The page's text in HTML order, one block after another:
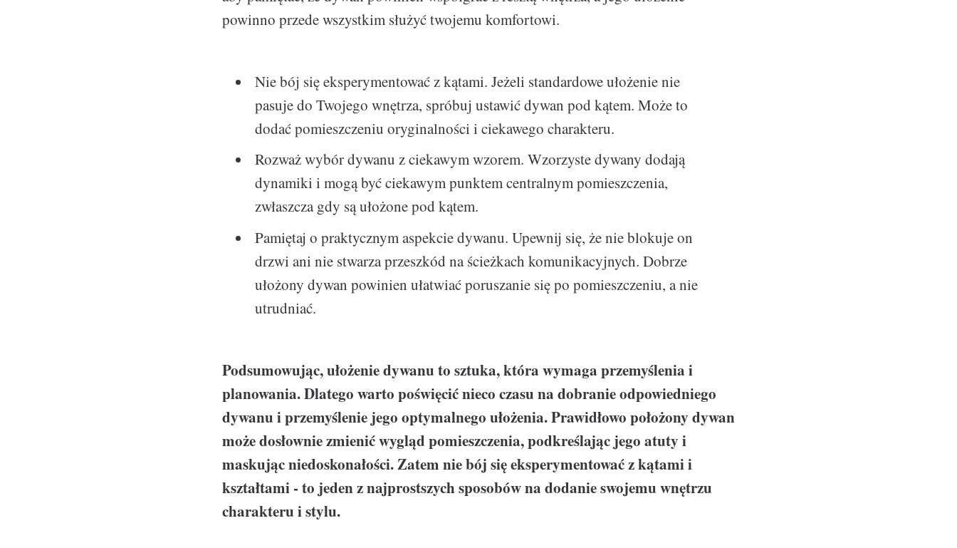
powinno przede wszystkim służyć twojemu komfortowi.
Nie bój się eksperymentować z kątami. Jeżeli standardowe ułożenie nie
pasuje do Twojego wnętrza, spróbuj ustawić dywan pod kątem. Może to
dodać pomieszczeniu oryginalności i ciekawego charakteru.
Rozważ wybór dywanu z ciekawym wzorem. Wzorzyste dywany dodają
dynamiki i mogą być ciekawym punktem centralnym pomieszczenia,
zwłaszcza gdy są ułożone pod kątem.
Pamiętaj o praktycznym aspekcie dywanu. Upewnij się, że nie blokuje on
drzwi ani nie stwarza przeszkód na ścieżkach komunikacyjnych. Dobrze
ułożony dywan powinien ułatwiać poruszanie się po pomieszczeniu, a nie
utrudniać.
Podsumowując, ułożenie dywanu to sztuka, która wymaga przemyślenia i
planowania. Dlatego warto poświęcić nieco czasu na dobranie odpowiedniego
dywanu i przemyślenie jego optymalnego ułożenia. Prawidłowo położony dywan
może dosłownie zmienić wygląd pomieszczenia, podkreślając jego atuty i
maskując niedoskonałości. Zatem nie bój się eksperymentować z kątami i
kształtami - to jeden z najprostszych sposobów na dodanie swojemu wnętrzu
charakteru i stylu.